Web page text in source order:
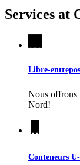
Services at
Libre-
Nous offrons
Nord!
Conteneurs